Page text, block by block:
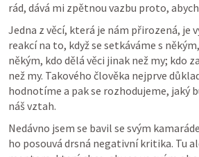
rád, dává mi zpětnou vazbu proto,
Jedna z věcí, která je nám přirozená, je
reakcí na to, když se setkáváme s
někým, kdo dělá věci jinak než my; kdo
než my. Takového člověka nejprve
hodnotíme a pak se rozhodujeme, jaký
náš vztah.
Nedávno jsem se bavil se svým
ho posouvá drsná negativní kritika. Tu